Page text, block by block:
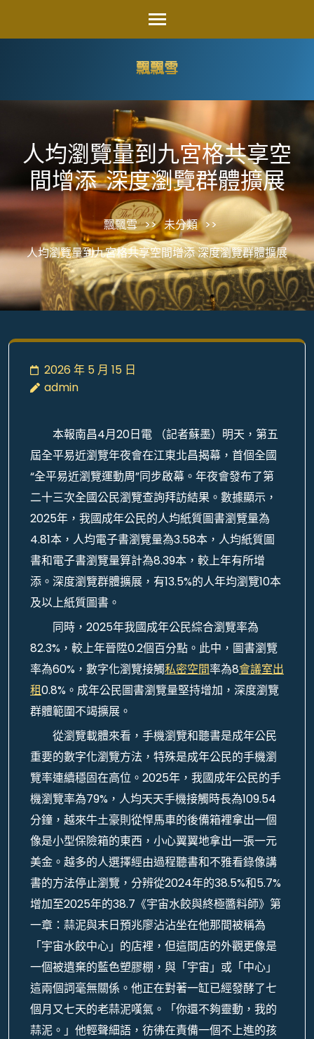
飄飄雪
人均瀏覽量到九宮格共享空
間增添 深度瀏覽群體擴展
飄飄雪 >> 未分類 >>
人均瀏覽量到九宮格共享空間增添 深度瀏覽群體擴展
2026 年 5 月 15 日
admin
本報南昌4月20日電 （記者蘇墨）明天，第五
屆全平易近瀏覽年夜會在江東北昌揭幕，首個全國
“全平易近瀏覽運動周”同步啟幕。年夜會發布了第
二十三次全國公民瀏覽查詢拜訪結果。數據顯示，
2025年，我國成年公民的人均紙質圖書瀏覽量為
4.81本，人均電子書瀏覽量為3.58本，人均紙質圖
書和電子書瀏覽量算計為8.39本，較上年有所增
添。深度瀏覽群體擴展，有13.5%的人年均瀏覽10本
及以上紙質圖書。
同時，2025年我國成年公民綜合瀏覽率為
82.3%，較上年晉陞0.2個百分點。此中，圖書瀏覽
率為60%，數字化瀏覽接觸私密空間率為8會議室出
租0.8%。成年公民圖書瀏覽量堅持增加，深度瀏覽
群體範圍不竭擴展。
從瀏覽載體來看，手機瀏覽和聽書是成年公民
重要的數字化瀏覽方法，特殊是成年公民的手機瀏
覽率連續穩固在高位。2025年，我國成年公民的手
機瀏覽率為79%，人均天天手機接觸時長為109.54
分鐘，越來牛土豪則從悍馬車的後備箱裡拿出一個
像是小型保險箱的東西，小心翼翼地拿出一張一元
美金。越多的人選擇經由過程聽書和不雅看錄像講
書的方法停止瀏覽，分辨從2024年的38.5%和5.7%
增加至2025年的38.7《宇宙水餃與終極醬料師》第
一章：蒜泥與末日預兆廖沾沾坐在他那間被稱為
「宇宙水餃中心」的店裡，但這間店的外觀更像是
一個被遺棄的藍色塑膠棚，與「宇宙」或「中心」
這兩個詞毫無關係。他正在對著一缸已經發酵了七
個月又七天的老蒜泥嘆氣。「你還不夠靈動，我的
蒜泥。」他輕聲細語，彷彿在責備一個不上進的孩